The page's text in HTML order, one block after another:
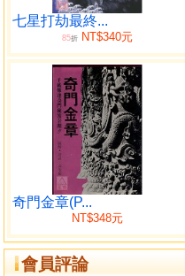
龍，穴，砂，水綱要。避
顯，期使讀者明白易懂，
乎形勢，再配合史公仲宏
有其太極，每樣物品，每
所以『天不語，象示吉凶
表孤單、守寡、不婚、姑
暗渡陳倉、戰鬥、戰備、
表倒房、腸病毒、罵、吵
代表偏房、運動場、勞碌
口、砍、人氣、辛苦、不安
如果有心研習風水，尚需
點在論其形勢性情。 公司
脈方面，建議先要明師登
七星打劫最終...
85折 NT$340元
奇門金章(P...
NT$348元
會員評論